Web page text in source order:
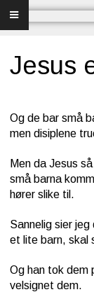
Forsiden
Menighet og
Bibelen og Israel
Livet - merkedager
Nettkirke
Jesus
Og de bar små
men disiplene
Men da Jesus
små barna
hører slike til.
Sannelig sier
et lite barn, skal
Og han tok dem
velsignet dem.